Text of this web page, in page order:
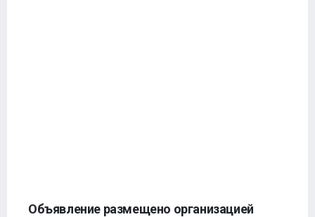
Объявление размещено организацией